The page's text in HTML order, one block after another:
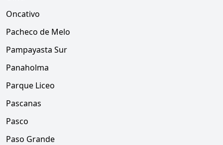
Oncativo
Pacheco de Melo
Pampayasta Sur
Panaholma
Parque Liceo
Pascanas
Pasco
Paso Grande